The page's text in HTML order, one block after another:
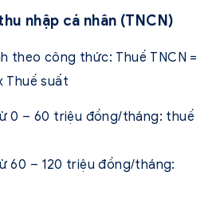
nhập cá nhân (TNCN)
theo công thức: Thuế TNCN =
Thuế suất
0 – 60 triệu đồng/tháng: thuế
60 – 120 triệu đồng/tháng: